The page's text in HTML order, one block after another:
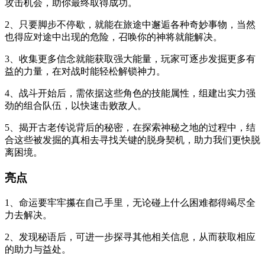
攻击机会，助你最终取得成功。
2、只要脚步不停歇，就能在旅途中邂逅各种奇妙事物，当然
也得应对途中出现的危险，召唤你的神将就能解决。
3、收集更多信念就能获取强大能量，玩家可逐步发掘更多有
益的力量，在对战时能轻松解锁神力。
4、战斗开始后，需依据这些角色的技能属性，组建出实力强
劲的组合队伍，以快速击败敌人。
5、揭开古老传说背后的秘密，在探索神秘之地的过程中，结
合这些被发掘的真相去寻找关键的脱身契机，助力我们更快脱
离困境。
亮点
1、命运要牢牢攥在自己手里，无论碰上什么困难都得竭尽全
力去解决。
2、发现秘语后，可进一步探寻其他相关信息，从而获取相应
的助力与益处。